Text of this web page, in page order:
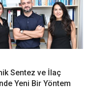
Sentez ve İlaç
Yeni Bir Yöntem